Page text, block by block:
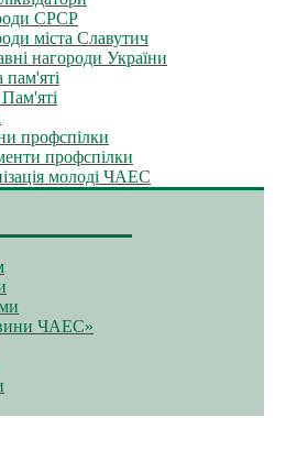
СРСР
міста Славутич
нагороди України
профспілки
профспілки
молоді ЧАЕС
ЧАЕС»